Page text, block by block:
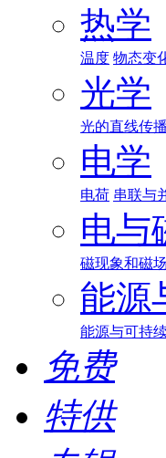
热学
温度 物态变
光学
光的直线传播
电学
电荷 串联与
电与
磁现象和磁场
能源
能源与可持
免费
特供